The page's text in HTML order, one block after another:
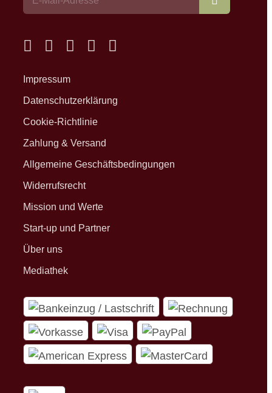
Impressum
Datenschutzerklärung
Cookie-Richtlinie
Zahlung & Versand
Allgemeine Geschäftsbedingungen
Widerrufsrecht
Mission und Werte
Start-up und Partner
Über uns
Mediathek